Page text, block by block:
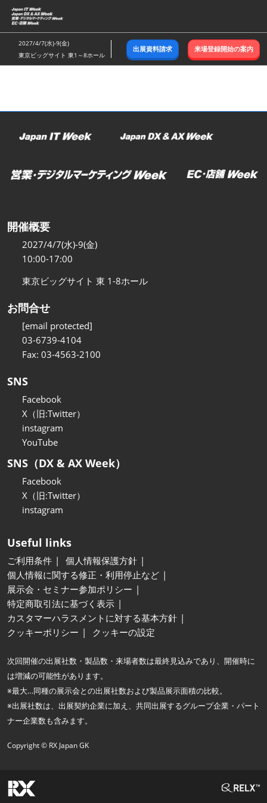
ス
キ
ッ
し
む
2027/4/7(水)-9(金)
東京ビッグサイト 東1～8ホール
出展資料請求 来場登録開始の案内
開催概要
2027/4/7(水)-9(金)
10:00-17:00
東京ビッグサイト 東 1-8ホール
お問合せ
[email protected]
03-6739-4104
Fax: 03-4563-2100
SNS
Facebook
X（旧:Twitter）
instagram
YouTube
SNS（DX & AX Week）
Facebook
X（旧:Twitter）
instagram
Useful links
ご利用条件
個人情報保護方針
個人情報に関する修正・利用停止など
展示会・セミナー参加ポリシー
特定商取引法に基づく表示
カスタマーハラスメントに対する基本方針
クッキーポリシー
クッキーの設定
次回開催の出展社数・製品数・来場者数は最終見込みであり、開催時に
は増減の可能性があります。
※最大…同種の展示会との出展社数および製品展示面積の比較。
※出展社数は、出展契約企業に加え、共同出展するグループ企業・パート
ナー企業数も含みます。
Copyright © RX Japan GK